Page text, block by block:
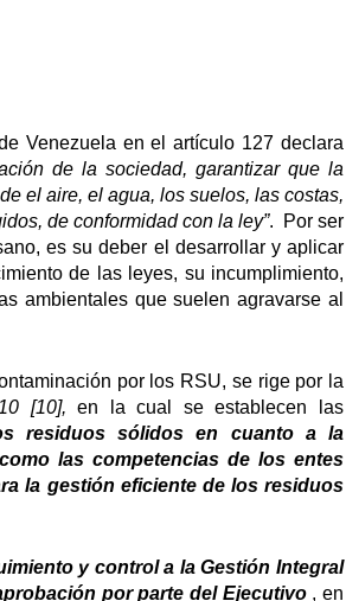
Venezuela en el artículo 127 declara
de la sociedad, garantizar que la
el aire, el agua, los suelos, las costas,
de conformidad con la ley”. Por ser
es su deber el desarrollar y aplicar
de las leyes, su incumplimiento,
ambientales que suelen agravarse al
por los RSU, se rige por la
[10], en la cual se establecen las
residuos sólidos en cuanto a la
las competencias de los entes
la gestión eficiente de los residuos
y control a la Gestión Integral
por parte del Ejecutivo , en